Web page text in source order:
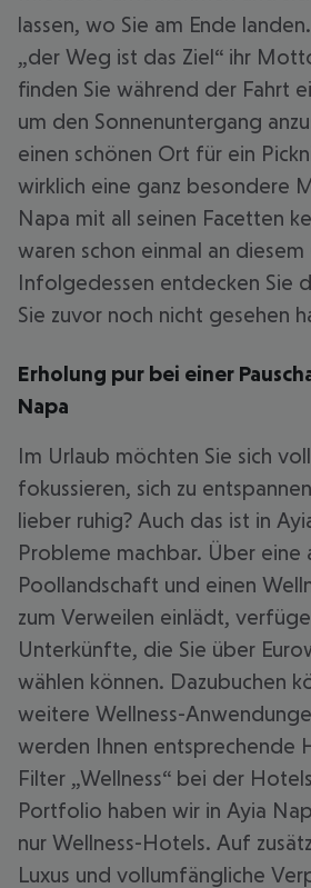
lassen, wo Sie am Ende
„der Weg ist das Ziel“ ihr
finden Sie während der Fahrt
um den Sonnenuntergang
einen schönen Ort für ein
wirklich eine ganz besondere
Napa mit all seinen Facetten
waren schon einmal an diesem
Infolgedessen entdecken Sie
Sie zuvor noch nicht gesehen
Erholung pur bei einer
Napa
Im Urlaub möchten Sie sich
fokussieren, sich zu
lieber ruhig? Auch das ist in
Probleme machbar. Über eine
Poollandschaft und einen
zum Verweilen einlädt,
Unterkünfte, die Sie über
wählen können. Dazubuchen
weitere Wellness-
werden Ihnen entsprechende
Filter „Wellness“ bei der
Portfolio haben wir in Ayia
nur Wellness-Hotels. Auf
Luxus und vollumfängliche